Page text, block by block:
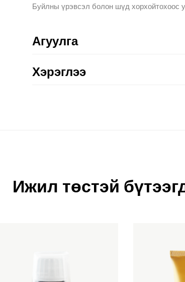
Буйлны үрэвсэл болон шүд хорхойтохоос
Агуулга
Хэрэглээ
Ижил төстэй